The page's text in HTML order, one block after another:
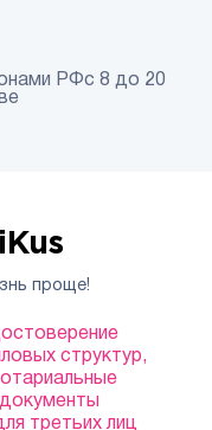
проще!
структур,
третьих лиц
РФс 8 до 20